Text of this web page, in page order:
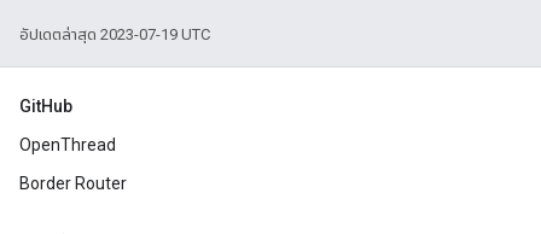
อัปเดตล่าสุด 2023-07-19 UTC
GitHub
OpenThread
Border Router